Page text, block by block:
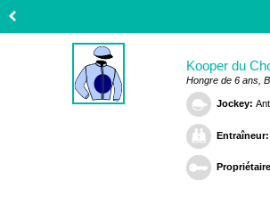
Kooper du
Hongre de 6 ans,
Jockey:
Entraîneur: